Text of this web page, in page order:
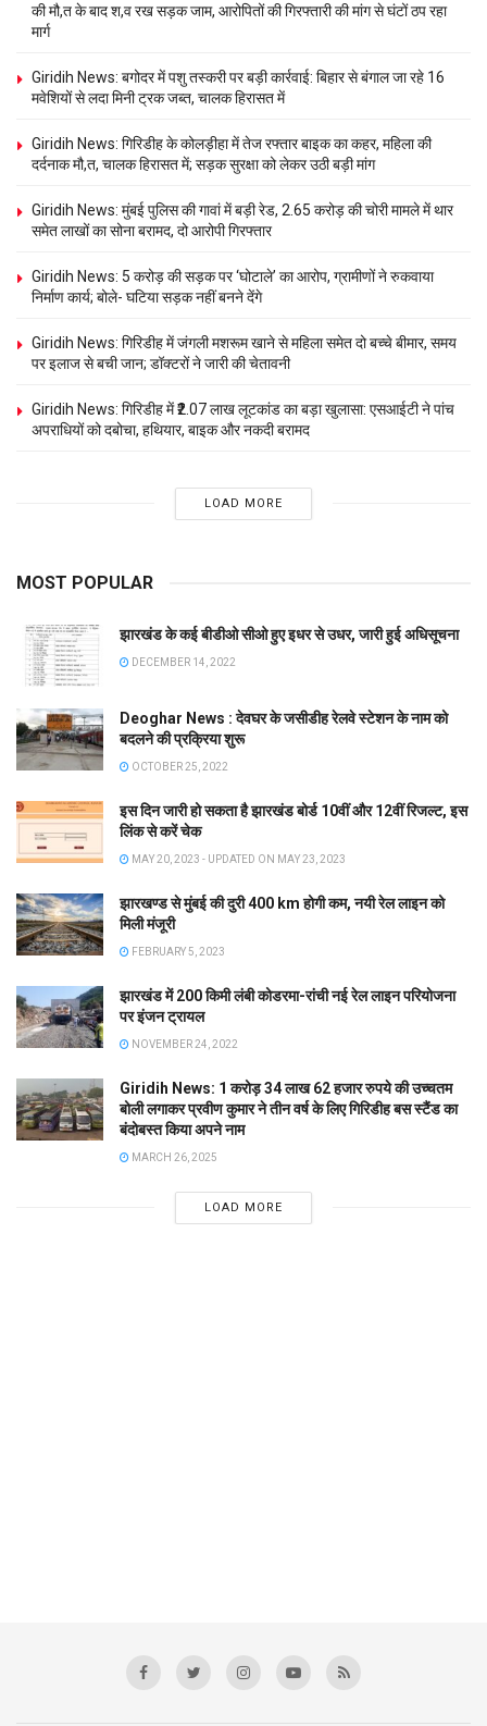
की मौ,त के बाद श,व रख सड़क जाम, आरोपितों की गिरफ्तारी की मांग से घंटों ठप रहा
मार्ग
Giridih News: बगोदर में पशु तस्करी पर बड़ी कार्रवाई: बिहार से बंगाल जा रहे 16
मवेशियों से लदा मिनी ट्रक जब्त, चालक हिरासत में
Giridih News: गिरिडीह के कोलड़ीहा में तेज रफ्तार बाइक का कहर, महिला की
दर्दनाक मौ,त, चालक हिरासत में; सड़क सुरक्षा को लेकर उठी बड़ी मांग
Giridih News: मुंबई पुलिस की गावां में बड़ी रेड, 2.65 करोड़ की चोरी मामले में थार
समेत लाखों का सोना बरामद, दो आरोपी गिरफ्तार
Giridih News: 5 करोड़ की सड़क पर ‘घोटाले’ का आरोप, ग्रामीणों ने रुकवाया
निर्माण कार्य; बोले- घटिया सड़क नहीं बनने देंगे
Giridih News: गिरिडीह में जंगली मशरूम खाने से महिला समेत दो बच्चे बीमार, समय
पर इलाज से बची जान; डॉक्टरों ने जारी की चेतावनी
Giridih News: गिरिडीह में ₹2.07 लाख लूटकांड का बड़ा खुलासा: एसआईटी ने पांच
अपराधियों को दबोचा, हथियार, बाइक और नकदी बरामद
LOAD MORE
MOST POPULAR
झारखंड के कई बीडीओ सीओ हुए इधर से उधर, जारी हुई अधिसूचना
DECEMBER 14, 2022
Deoghar News : देवघर के जसीडीह रेलवे स्टेशन के नाम को
बदलने की प्रक्रिया शुरू
OCTOBER 25, 2022
इस दिन जारी हो सकता है झारखंड बोर्ड 10वीं और 12वीं रिजल्ट, इस
लिंक से करें चेक
MAY 20, 2023 - UPDATED ON MAY 23, 2023
झारखण्ड से मुंबई की दुरी 400 km होगी कम, नयी रेल लाइन को
मिली मंजूरी
FEBRUARY 5, 2023
झारखंड में 200 किमी लंबी कोडरमा-रांची नई रेल लाइन परियोजना
पर इंजन ट्रायल
NOVEMBER 24, 2022
Giridih News: 1 करोड़ 34 लाख 62 हजार रुपये की उच्चतम
बोली लगाकर प्रवीण कुमार ने तीन वर्ष के लिए गिरिडीह बस स्टैंड का
बंदोबस्त किया अपने नाम
MARCH 26, 2025
LOAD MORE